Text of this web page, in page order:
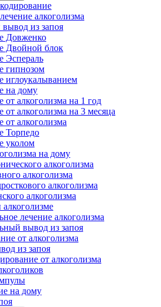
алкоголизма
из запоя
Довженко
Двойной блок
Эспераль
гипнозом
иглоукалыванием
на дому
от алкоголизма на 1 год
от алкоголизма на 3 месяца
от алкоголизма
Торпедо
уколом
на дому
алкоголизма
алкоголизма
алкоголизма
алкоголизма
лечение алкоголизма
вывод из запоя
от алкоголизма
из запоя
от алкоголизма
на дому